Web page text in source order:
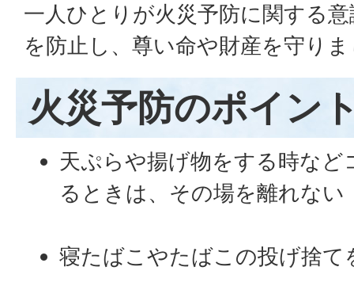
一人ひとりが火災予防に関する
を防止し、尊い命や財産を守り
火災予防のポイン
天ぷらや揚げ物をする時な
るときは、その場を離れない
寝たばこやたばこの投げ捨て